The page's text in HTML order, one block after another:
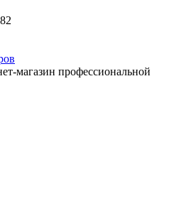
магазин профессиональной